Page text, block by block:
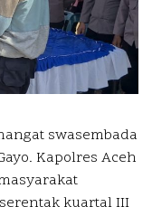
swasembada
Kapolres Aceh